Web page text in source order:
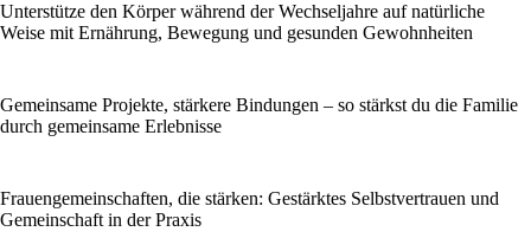
Unterstütze den Körper während der Wechseljahre auf natürliche
Weise mit Ernährung, Bewegung und gesunden Gewohnheiten
Gemeinsame Projekte, stärkere Bindungen – so stärkst du die Familie
durch gemeinsame Erlebnisse
Frauengemeinschaften, die stärken: Gestärktes Selbstvertrauen und
Gemeinschaft in der Praxis